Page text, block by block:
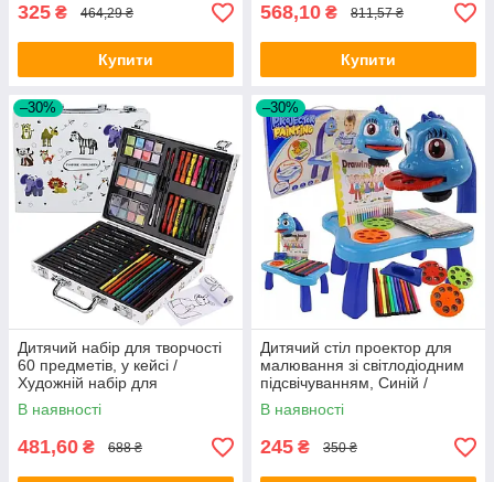
325 ₴ 464,29 ₴
Купити
568,10 ₴ 811,57 ₴
Купити
–30%
Дитячий набір для творчості
60 предметів, у кейсі /
Художній набір для
малювання / Комплект
художника
В наявності
481,60 ₴ 688 ₴
–30%
Дитячий стіл проектор для
малювання зі світлодіодним
підсвічуванням, Синій /
Столик з проекцією малюнків
В наявності
245 ₴ 350 ₴